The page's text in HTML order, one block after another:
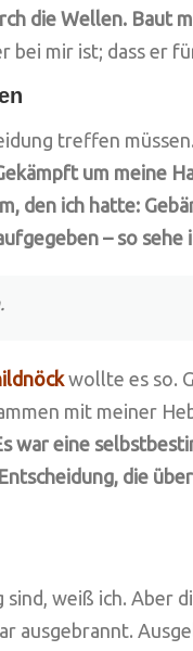
die Wellen. Baut
bei mir ist; dass er
treffen
um meine
den ich hatte:
– so
wollte es so.
mit meiner
war eine
die
sind, weiß ich. Aber
ausgebrannt.